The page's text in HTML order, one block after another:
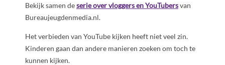
Bekijk samen deserie over vloggers en YouTubersvan
Bureaujeugdenmedia.nl.
Het verbieden van YouTube kijken heeft niet veel zin.
Kinderen gaan dan andere manieren zoeken om toch te
kunnen kijken.